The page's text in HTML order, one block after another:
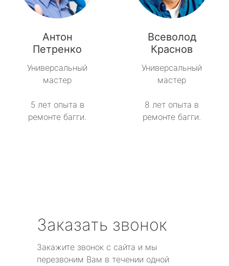
Антон
Петренко
Универсальный
мастер
5 лет опыта в
ремонте багги.
Всеволод
Краснов
Универсальный
мастер
8 лет опыта в
ремонте багги.
Заказать звонок
Закажите звонок с сайта и мы
перезвоним Вам в течении одной